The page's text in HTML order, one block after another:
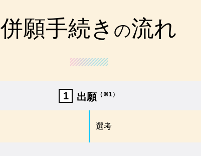
併願手続き の流れ
1 出願（※1）
選考